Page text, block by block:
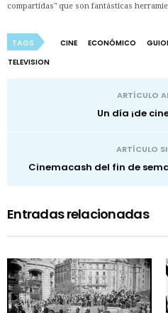
compartidas" que son fantásticas
TAGS CINE ECONÓMICO
TELEVISION
ARTÍCULO
Un día ¡de
ARTÍCULO
Cinemacash del fin de
Entradas relacionadas